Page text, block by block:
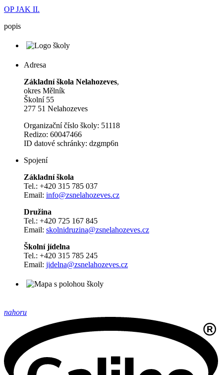
OP JAK II.
popis
Adresa
Základní škola Nelahozeves,
okres Mělník
Školní 55
277 51 Nelahozeves
Organizační číslo školy: 51118
Redizo: 60047466
ID datové schránky: dzgmp6n
Spojení
Základní škola
Tel.: +420 315 785 037
Email: info@zsnelahozeves.cz
Družina
Tel.: +420 725 167 845
Email: skolnidruzina@zsnelahozeves.cz
Školní jídelna
Tel.: +420 315 785 245
Email: jidelna@zsnelahozeves.cz
nahoru